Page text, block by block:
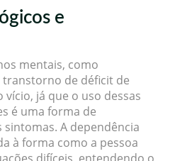
e
mentais, como
transtorno de déficit de
já que o uso dessas
é uma forma de
A dependência
à forma como a pessoa